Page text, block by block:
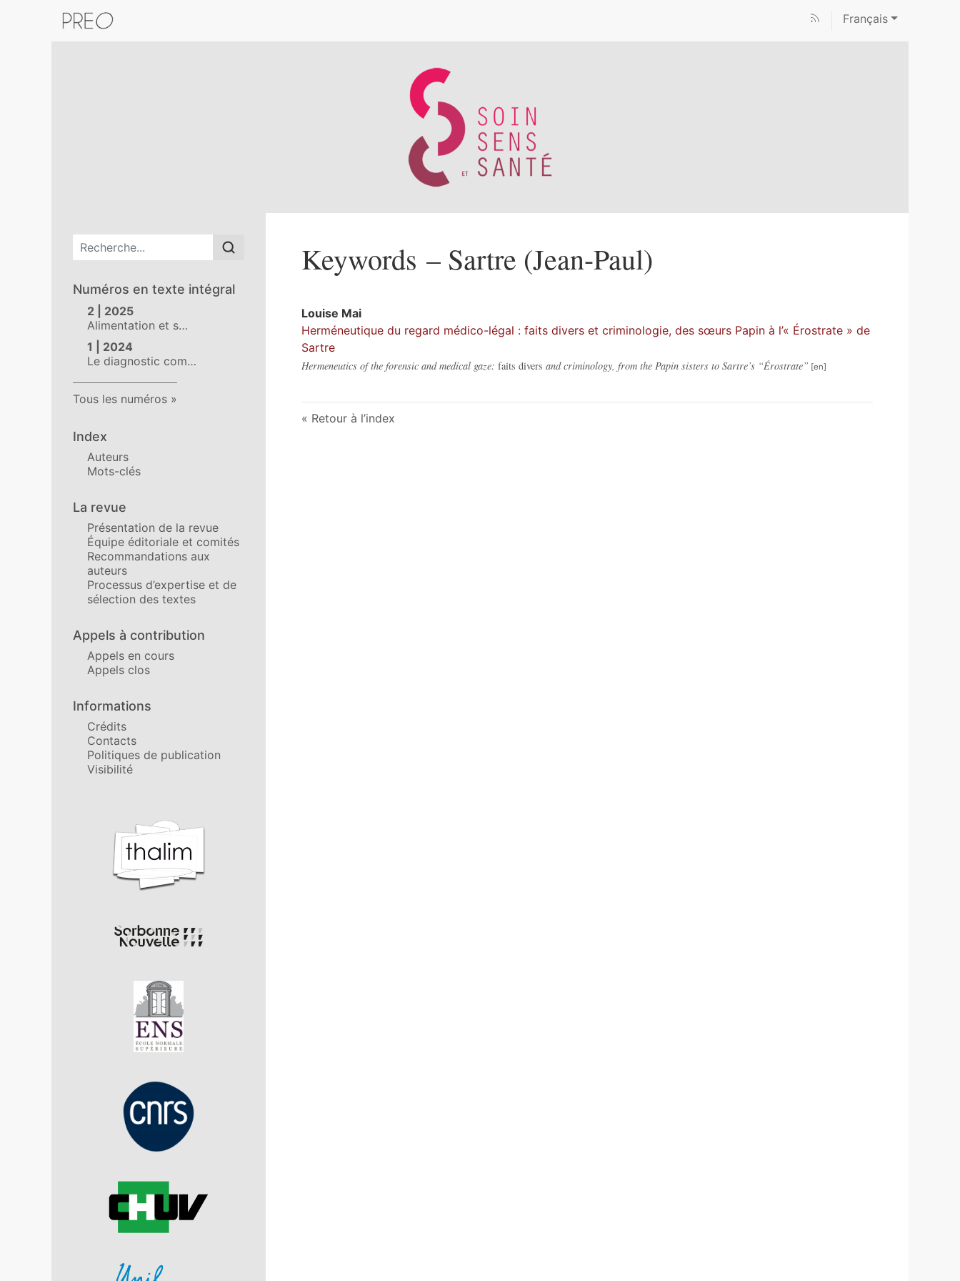
Français
Menu principal
Numéros en texte intégral
2 | 2025
Alimentation et s…
1 | 2024
Le diagnostic com…
Tous les numéros
Index
Auteurs
Mots-clés
La revue
Présentation de la revue
Équipe éditoriale et comités
Recommandations aux
auteurs
Processus d’expertise et de
sélection des textes
Appels à contribution
Appels en cours
Appels clos
Informations
Crédits
Contacts
Politiques de publication
Visibilité
Affiliations/partenaires
Keywords – Sartre (Jean-Paul)
Louise Mai
Herméneutique du regard médico-légal : faits divers et criminologie, des sœurs Papin à l’« Érostrate » de
Sartre
Hermeneutics of the forensic and medical gaze: faits divers and criminology, from the Papin sisters to Sartre’s “Érostrate”
Retour à l’index